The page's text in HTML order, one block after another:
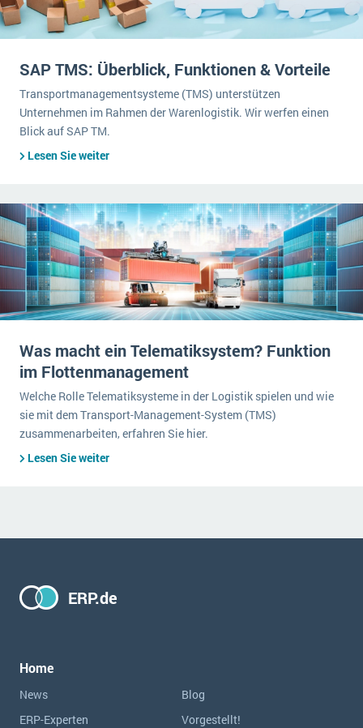
SAP TMS: Überblick, Funktionen & Vorteile
Transportmanagementsysteme (TMS) unterstützen
Unternehmen im Rahmen der Warenlogistik. Wir werfen einen
Blick auf SAP TM.
Lesen Sie weiter
Was macht ein Telematiksystem? Funktion
im Flottenmanagement
Welche Rolle Telematiksysteme in der Logistik spielen und wie
sie mit dem Transport-Management-System (TMS)
zusammenarbeiten, erfahren Sie hier.
Lesen Sie weiter
ERP.de
Home
News
Blog
ERP-Experten
Vorgestellt!